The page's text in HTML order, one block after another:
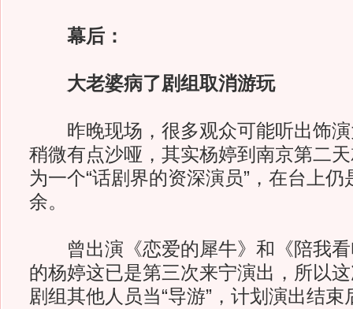
幕后：
大老婆病了剧组取消游玩
昨晚现场，很多观众可能听出饰演
稍微有点沙哑，其实杨婷到南京第二
为一个“话剧界的资深演员”，在台上
余。
曾出演《恋爱的犀牛》和《陪我看
的杨婷这已是第三次来宁演出，所以
剧组其他人员当“导游”，计划演出结